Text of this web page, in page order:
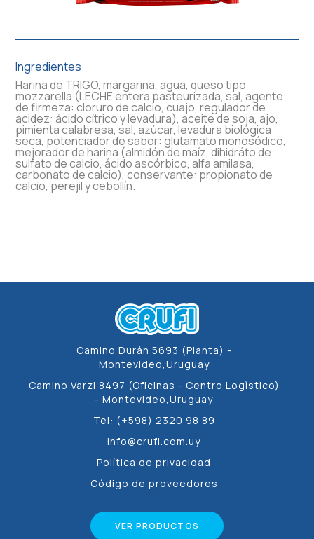
Ingredientes
Harina de TRIGO, margarina, agua, queso tipo
mozzarella (LECHE entera pasteurizada, sal, agente
de firmeza: cloruro de calcio, cuajo, regulador de
acidez: ácido cítrico y levadura), aceite de soja, ajo,
pimienta calabresa, sal, azúcar, levadura biológica
seca, potenciador de sabor: glutamato monosódico,
mejorador de harina (almidón de maíz, dihidráto de
sulfato de calcio, ácido ascórbico, alfa amilasa,
carbonato de calcio), conservante: propionato de
calcio, perejil y cebollín.
Camino Durán 5693 (Planta) -
Montevideo,Uruguay
Camino Varzi 8497 (Oficinas - Centro Logìstico)
- Montevideo,Uruguay
Tel: (+598) 2320 98 89
info@crufi.com.uy
Política de privacidad
Código de proveedores
VER PRODUCTOS